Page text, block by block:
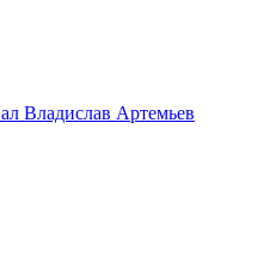
Владислав Артемьев